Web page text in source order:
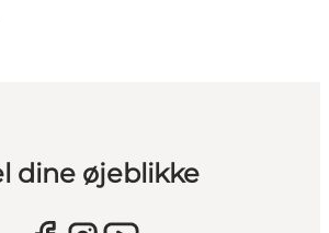
dine øjeblikke